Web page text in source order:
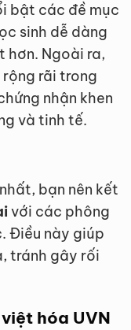
bật các đề mục
sinh dễ dàng
hơn. Ngoài ra,
rãi trong
nhận khen
và tinh tế.
bạn nên kết
với các phông
Điều này giúp
tránh gây rối
hóa UVN